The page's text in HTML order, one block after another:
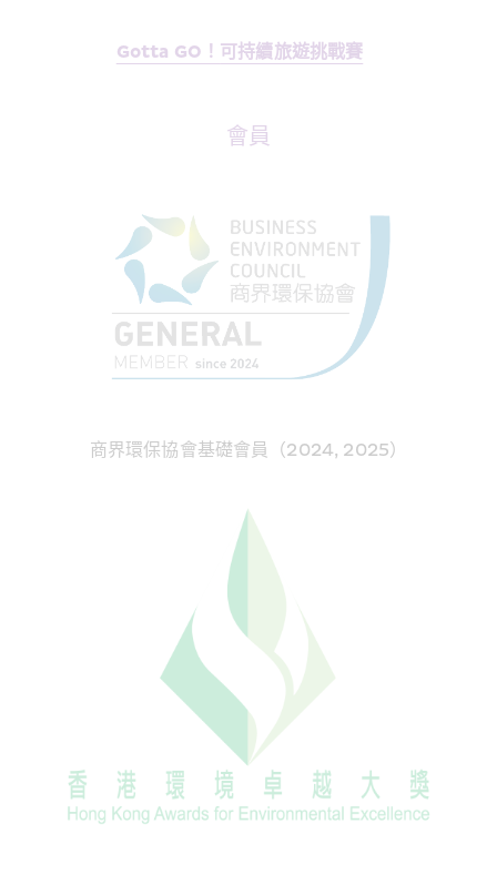
Gotta GO！ 可持續旅遊挑戰賽
會員
商界環保協會基礎會員（2024, 2025）